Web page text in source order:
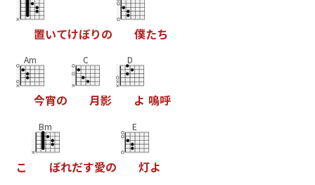
置いてけぼりの 僕たち
Am
今宵の
C
月影
D
よ 嗚呼
こ
Bm
ぼれだす愛の
E
灯よ